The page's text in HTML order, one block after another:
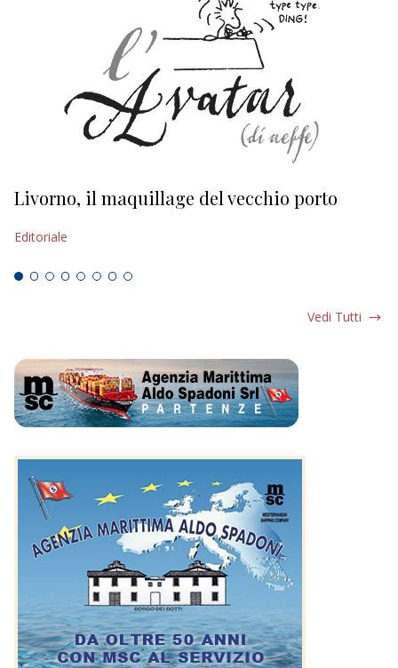
Livorno, il maquillage del vecchio porto
Editoriale
Vedi Tutti